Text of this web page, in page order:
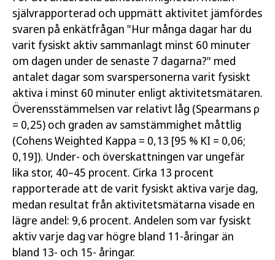
självrapporterad och uppmätt aktivitet jämfördes
svaren på enkätfrågan "Hur många dagar har du
varit fysiskt aktiv sammanlagt minst 60 minuter
om dagen under de senaste 7 dagarna?" med
antalet dagar som svarspersonerna varit fysiskt
aktiva i minst 60 minuter enligt aktivitetsmätaren.
Överensstämmelsen var relativt låg (Spearmans ρ
= 0,25) och graden av samstämmighet måttlig
(Cohens Weighted Kappa = 0,13 [95 % KI = 0,06;
0,19]). Under- och överskattningen var ungefär
lika stor, 40–45 procent. Cirka 13 procent
rapporterade att de varit fysiskt aktiva varje dag,
medan resultat från aktivitetsmätarna visade en
lägre andel: 9,6 procent. Andelen som var fysiskt
aktiv varje dag var högre bland 11-åringar än
bland 13- och 15- åringar.